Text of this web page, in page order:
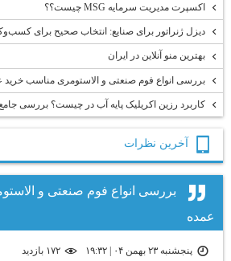
اکسپرت مدیریت سرمایه MSG چیست؟؟
دیزل ژنراتور برای صنایع: انتخاب صحیح برای
بهترین منو آنلاین در ایران
بررسی انواع فوم صنعتی و الاستومری مناسب خرید
کاربرد رزین اکریلیک پایه آب در چیست؟ بررسی جامع
آخرين نظرات
بررسی انواع فوم صنعتی و
عمده
پنجشنبه ۲۳ بهمن ۰۴ | ۱۹:۳۲ ۱۷۲ بازديد